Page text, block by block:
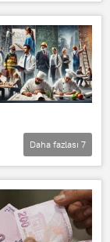
Daha fazlası 7